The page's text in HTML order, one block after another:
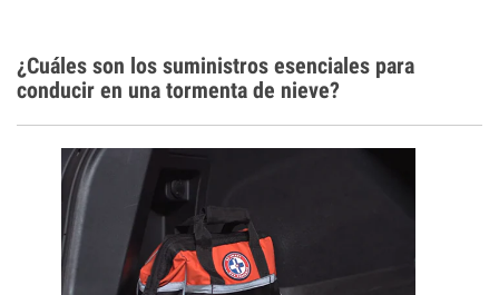
¿Cuáles son los suministros esenciales para
conducir en una tormenta de nieve?